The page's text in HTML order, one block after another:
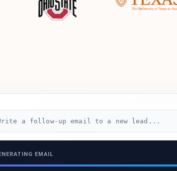
a follow-up email to a new lead...
EMAIL